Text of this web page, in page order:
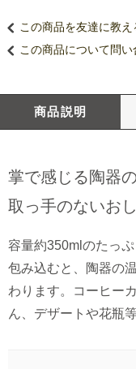
この商品を友達に教え
この商品について問い
商品説明
掌で感じる陶器
取っ手のないお
容量約350mlのたっ
包み込むと、陶器の
わります。コーヒー
ん、デザートや花瓶